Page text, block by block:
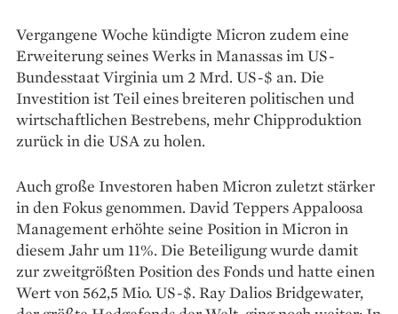
Vergangene Woche kündigte Micron zudem eine
Erweiterung seines Werks in Manassas im US-
Bundesstaat Virginia um 2 Mrd. US-$ an. Die
Investition ist Teil eines breiteren politischen und
wirtschaftlichen Bestrebens, mehr Chipproduktion
zurück in die USA zu holen.
Auch große Investoren haben Micron zuletzt stärker
in den Fokus genommen. David Teppers Appaloosa
Management erhöhte seine Position in Micron in
diesem Jahr um 11%. Die Beteiligung wurde damit
zur zweitgrößten Position des Fonds und hatte einen
Wert von 562,5 Mio. US-$. Ray Dalios Bridgewater,